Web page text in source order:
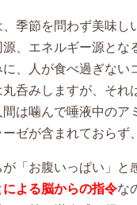
季節を問わず美味し
源、エネルギー源とな
に、人が食べ過ぎない
丸呑みしますが、それ
間は噛んで唾液中のア
ーゼが含まれておらず
「お腹いっぱい」と
による脳からの指令な